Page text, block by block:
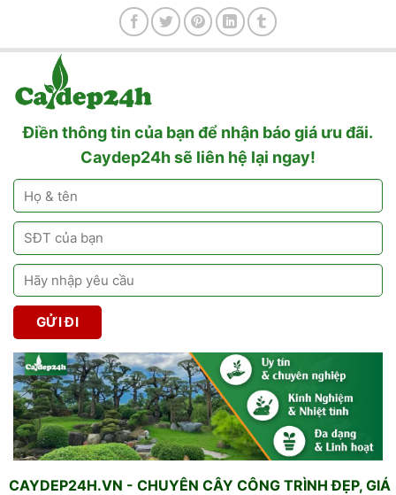
Điền thông tin của bạn để nhận báo giá ưu đãi.
Caydep24h sẽ liên hệ lại ngay!
CAYDEP24H.VN - CHUYÊN CÂY CÔNG TRÌNH ĐẸP, GIÁ